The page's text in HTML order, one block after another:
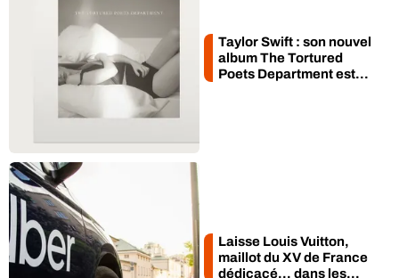
Taylor Swift : son nouvel
album The Tortured
Poets Department est...
Laisse Louis Vuitton,
maillot du XV de France
dédicacé… dans les...